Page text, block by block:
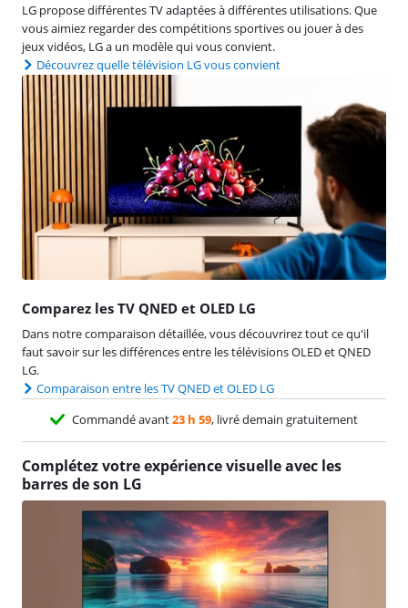
LG propose différentes TV adaptées à différentes utilisations. Que
vous aimiez regarder des compétitions sportives ou jouer à des
jeux vidéos, LG a un modèle qui vous convient.
Découvrez quelle télévision LG vous convient
Comparez les TV QNED et OLED LG
Dans notre comparaison détaillée, vous découvrirez tout ce qu'il
faut savoir sur les différences entre les télévisions OLED et QNED
LG.
Comparaison entre les TV QNED et OLED LG
Commandé avant23 h 59, livré demain gratuitement
Complétez votre expérience visuelle avec les
barres de son LG